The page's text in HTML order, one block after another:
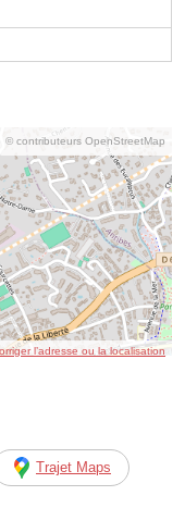
© contributeurs OpenStreetMap
l’adresse ou la localisation
Trajet Maps